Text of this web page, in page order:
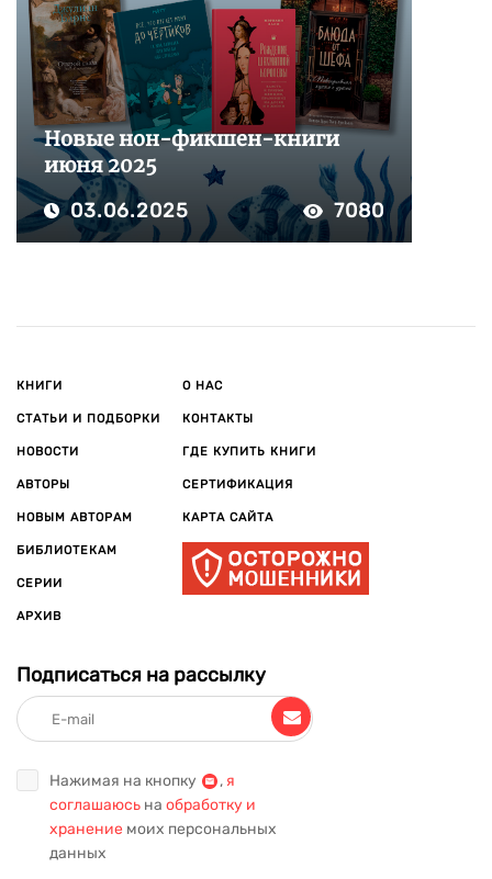
Новые нон-фикшен-книги
июня 2025
03.06.2025 7080
КНИГИ
СТАТЬИ И ПОДБОРКИ
НОВОСТИ
АВТОРЫ
НОВЫМ АВТОРАМ
БИБЛИОТЕКАМ
СЕРИИ
АРХИВ
О НАС
КОНТАКТЫ
ГДЕ КУПИТЬ КНИГИ
СЕРТИФИКАЦИЯ
КАРТА САЙТА
Подписаться на рассылку
Нажимая на кнопку , я
соглашаюсь на обработку и
хранение моих персональных
данных